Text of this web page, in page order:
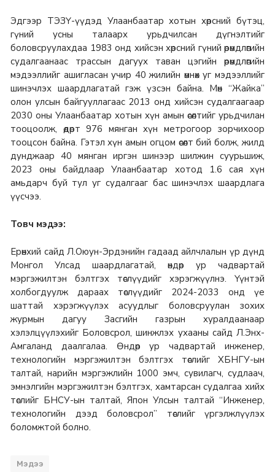
Эдгээр ТЭЗҮ-үүдэд Улаанбаатар хотын хөрсний бүтэц,
гүний усны талаарх урьдчилсан дүгнэлтийг
боловсруулахдаа 1983 онд хийсэн хөрсний гүний өрөмдлөгийн
судалгаанаас трассын дагуух таван цэгийн өрөмдлөгийн
мэдээллийг ашигласан учир 40 жилийн өмнөх уг мэдээллийг
шинэчлэх шаардлагатай гэж үзсэн байна. Мөн “Жайка”
олон улсын байгууллагаас 2013 онд хийсэн судалгаагаар
2030 оны Улаанбаатар хотын хүн амын өсөлтийг урьдчилан
тооцоолж, өдөрт 976 мянган хүн метрогоор зорчихоор
тооцсон байна. Гэтэл хүн амын огцом өсөлт бий болж, жилд
дунджаар 40 мянган иргэн шинээр шилжин суурьшиж,
2023 оны байдлаар Улаанбаатар хотод 1.6 сая хүн
амьдарч буй тул уг судалгааг бас шинэчлэх шаардлага
үүсчээ.
Товч мэдээ:
Ерөнхий сайд Л.Оюун-Эрдэнийн гадаад айлчлалын үр дүнд
Монгол Улсад шаардлагатай, өндөр ур чадвартай
мэргэжилтэн бэлтгэх төслүүдийг хэрэгжүүлнэ. Үүнтэй
холбогдуулж дараах төслүүдийг 2024-2033 онд үе
шаттай хэрэгжүүлэх асуудлыг боловсруулан зохих
журмын дагуу Засгийн газрын хуралдаанаар
хэлэлцүүлэхийг Боловсрол, шинжлэх ухааны сайд Л.Энх-
Амгаланд даалгалаа. Өндөр ур чадвартай инженер,
технологийн мэргэжилтэн бэлтгэх төслийг ХБНГУ-ын
талтай, нарийн мэргэжлийн 1000 эмч, сувилагч, судлаач,
эмнэлгийн мэргэжилтэн бэлтгэх, хамтарсан судалгаа хийх
төслийг БНСУ-ын талтай, Япон Улсын талтай “Инженер,
технологийн дээд боловсрол” төслийг үргэлжлүүлэх
боломжтой болно.
Мэдээ